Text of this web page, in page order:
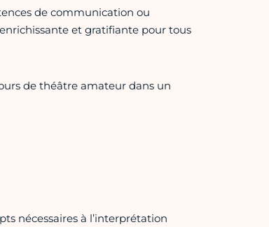
de communication ou
et gratifiante pour tous
de théâtre amateur dans un
nécessaires à l’interprétation